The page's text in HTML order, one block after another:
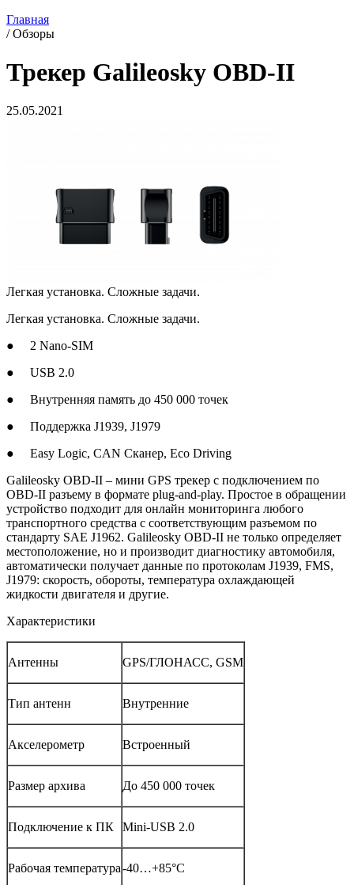
Главная
/Обзоры
Трекер Galileosky OBD-II
25.05.2021
Легкая установка. Сложные задачи.
Легкая установка. Сложные задачи.
● 2 Nano-SIM
● USB 2.0
● Внутренняя память до 450 000 точек
● Поддержка J1939, J1979
● Easy Logic, CAN Сканер, Eco Driving
Galileosky OBD-II – мини GPS трекер с подключением по
OBD-II разъему в формате plug-and-play. Простое в обращении
устройство подходит для онлайн мониторинга любого
транспортного средства с соответствующим разъемом по
стандарту SAE J1962. Galileosky OBD-II не только определяет
местоположение, но и производит диагностику автомобиля,
автоматически получает данные по протоколам J1939, FMS,
J1979: скорость, обороты, температура охлаждающей
жидкости двигателя и другие.
Характеристики
Антенны GPS/ГЛОНАСС, GSM
Тип антенн Внутренние
Акселерометр Встроенный
Размер архива До 450 000 точек
Подключение к ПК Mini-USB 2.0
Рабочая температура-40…+85°C